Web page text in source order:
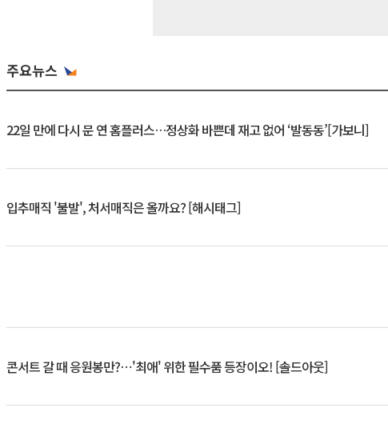
주요뉴스
22일 만에 다시 문 연 홈플러스…정상화 바쁜데 재고 없어 ‘발동동’[가보니]
입추매직 '불발', 처서매직은 올까요? [해시태그]
콘서트 갈 때 응원봉만?⋯'최애' 위한 필수품 등장이오! [솔드아웃]